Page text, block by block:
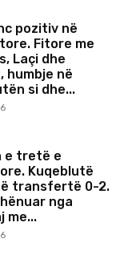
pozitiv në
Fitore me
Laçi dhe
humbje në
si dhe...
e tretë e
Kuqeblutë
transfertë 0-2.
nga
me...